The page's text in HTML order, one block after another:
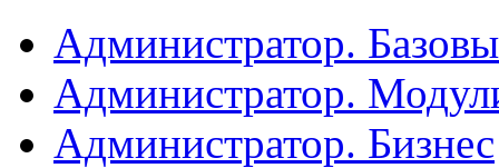
Администратор.
Администратор.
Администратор. Бизнес